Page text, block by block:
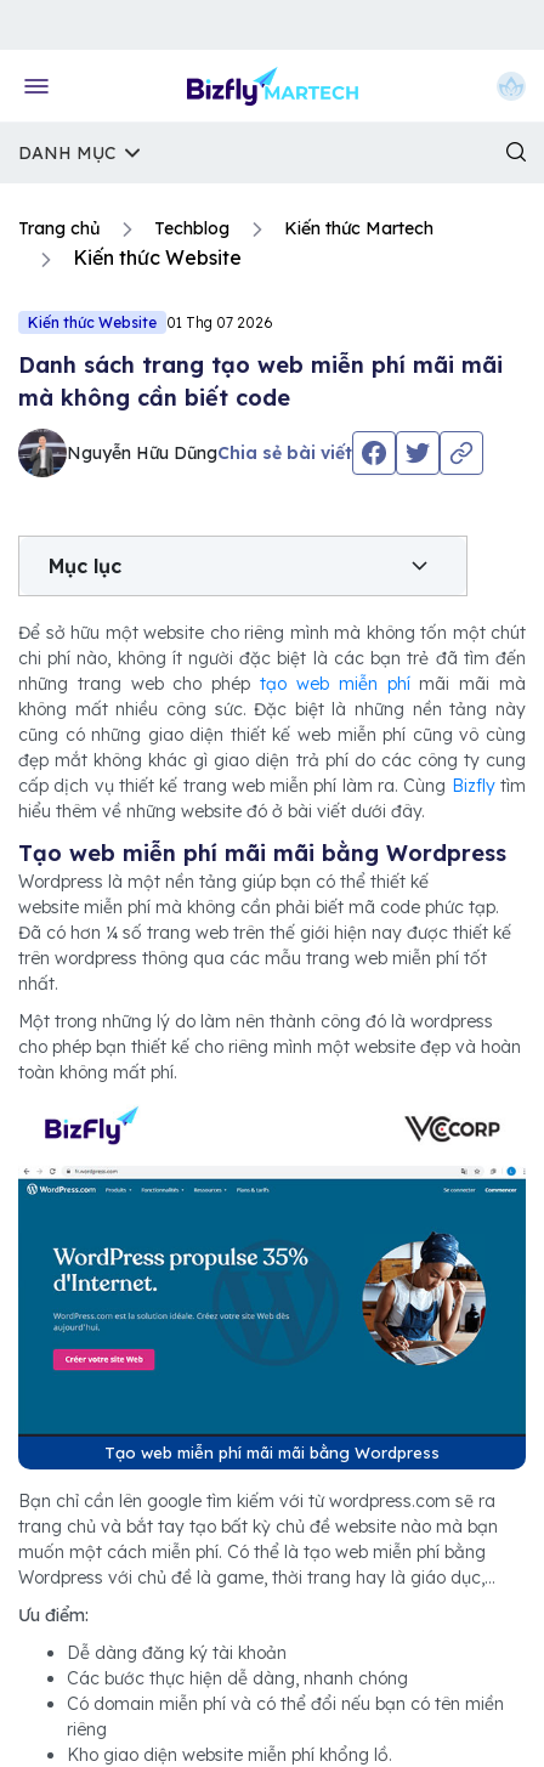
DANH MỤC
Trang chủ Techblog Kiến thức Martech
Kiến thức Website
Kiến thức Website 01 Thg 07 2026
Danh sách trang tạo web miễn phí mãi mãi
mà không cần biết code
Nguyễn Hữu DũngChia sẻ bài viết
Mục lục
Để sở hữu một website cho riêng mình mà không tốn một chút
chi phí nào, không ít người đặc biệt là các bạn trẻ đã tìm đến
những trang web cho phéptạo web miễn phímãi mãi mà
không mất nhiều công sức. Đặc biệt là những nền tảng này
cũng có những giao diện thiết kế web miễn phí cũng vô cùng
đẹp mắt không khác gì giao diện trả phí do các công ty cung
cấp dịch vụ thiết kế trang web miễn phí làm ra. Cùng Bizflytìm
hiểu thêm về những website đó ở bài viết dưới đây.
Tạo web miễn phí mãi mãi bằng Wordpress
Wordpress là một nền tảng giúp bạn có thể thiết kế
website miễn phí mà không cần phải biết mã code phức tạp.
Đã có hơn ¼ số trang web trên thế giới hiện nay được thiết kế
trên wordpress thông qua các mẫu trang web miễn phí tốt
nhất.
Một trong những lý do làm nên thành công đó là wordpress
cho phép bạn thiết kế cho riêng mình một website đẹp và hoàn
toàn không mất phí.
Tạo web miễn phí mãi mãi bằng Wordpress
Bạn chỉ cần lên google tìm kiếm với từ wordpress.com sẽ ra
trang chủ và bắt tay tạo bất kỳ chủ đề website nào mà bạn
muốn một cách miễn phí. Có thể là tạo web miễn phí bằng
Wordpress với chủ đề là game, thời trang hay là giáo dục,...
Ưu điểm:
Dễ dàng đăng ký tài khoản
Các bước thực hiện dễ dàng, nhanh chóng
Có domain miễn phí và có thể đổi nếu bạn có tên miền
riêng
Kho giao diện website miễn phí khổng lồ.